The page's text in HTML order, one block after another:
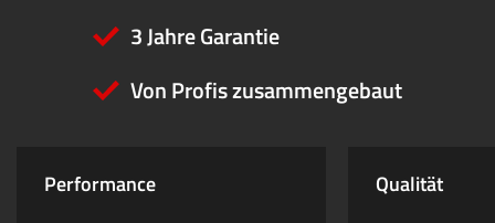
3 Jahre Garantie
Von Profis zusammengebaut
Performance Qualität